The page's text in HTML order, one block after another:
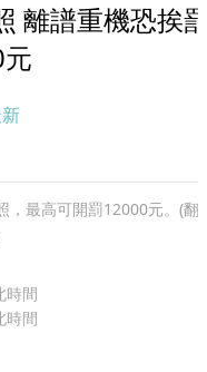
離譜重機恐挨
，最高可開罰12000元。(翻
時間
時間